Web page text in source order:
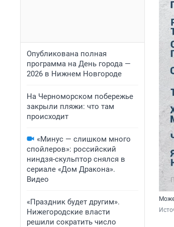
Опубликована полная
программа на День города —
2026 в Нижнем Новгороде
На Черноморском побережье
закрыли пляжи: что там
происходит
«Минус — слишком много
спойлеров»: российский
ниндзя-скульптор снялся в
сериале «Дом Дракона».
Видео
«Праздник будет другим».
Нижегородские власти
решили сократить число